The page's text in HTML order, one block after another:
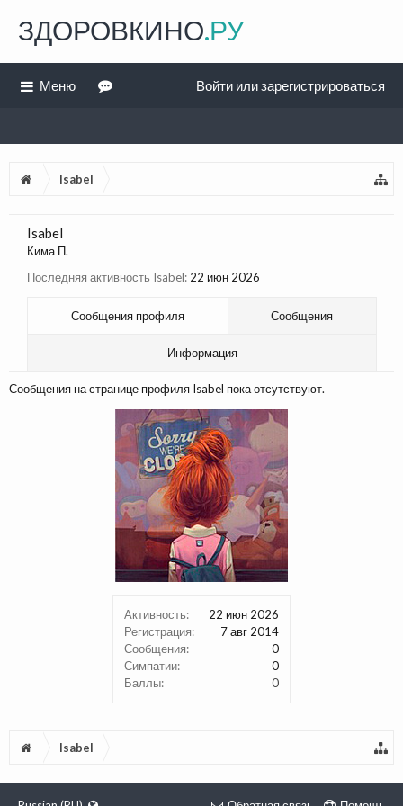
Isabel
Активность:
22 июн 2026
Регистрация:
7 авг 2014
Сообщения:
0
Симпатии:
0
Баллы:
0
Isabel
Кима П.
Последняя активность Isabel: 22 июн 2026
Сообщения профиля Сообщения
Информация
Сообщения на странице профиля Isabel пока отсутствуют.
Isabel
ЗДОРОВКИНО.РУ
Меню Войти или зарегистрироваться